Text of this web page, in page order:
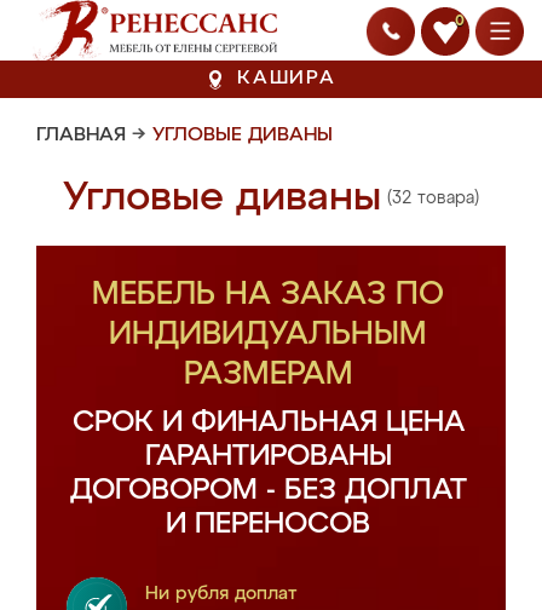
0
КАШИРА
ГЛАВНАЯ → УГЛОВЫЕ ДИВАНЫ
Угловые диваны (32 товара)
МЕБЕЛЬ НА ЗАКАЗ ПО
ИНДИВИДУАЛЬНЫМ
РАЗМЕРАМ
СРОК И ФИНАЛЬНАЯ ЦЕНА
ГАРАНТИРОВАНЫ
ДОГОВОРОМ - БЕЗ ДОПЛАТ
И ПЕРЕНОСОВ
Ни рубля доплат